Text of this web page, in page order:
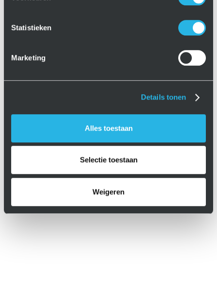
Statistieken
Marketing
Details tonen
Alles toestaan
Selectie toestaan
Weigeren